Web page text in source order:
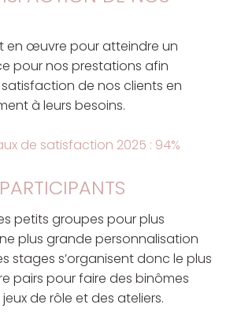
en œuvre pour atteindre un
pour nos prestations afin
de nos clients en
à leurs besoins.
de satisfaction 2025 : 94%
petits groupes pour plus
plus grande personnalisation
stages s’organisent donc le plus
pairs pour faire des binômes
de rôle et des ateliers.